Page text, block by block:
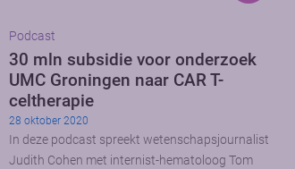
Podcast
30 mln subsidie voor onderzoek
UMC Groningen naar CAR T-
celtherapie
28 oktober 2020
In deze podcast spreekt wetenschapsjournalist
Judith Cohen met internist-hematoloog Tom